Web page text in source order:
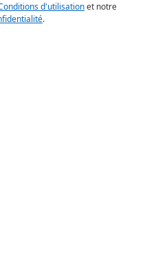
d'utilisationet notre
.